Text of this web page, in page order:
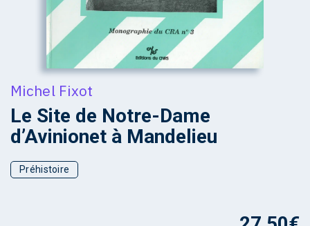
Michel Fixot
Le Site de Notre-Dame
d’Avinionet à Mandelieu
Préhistoire